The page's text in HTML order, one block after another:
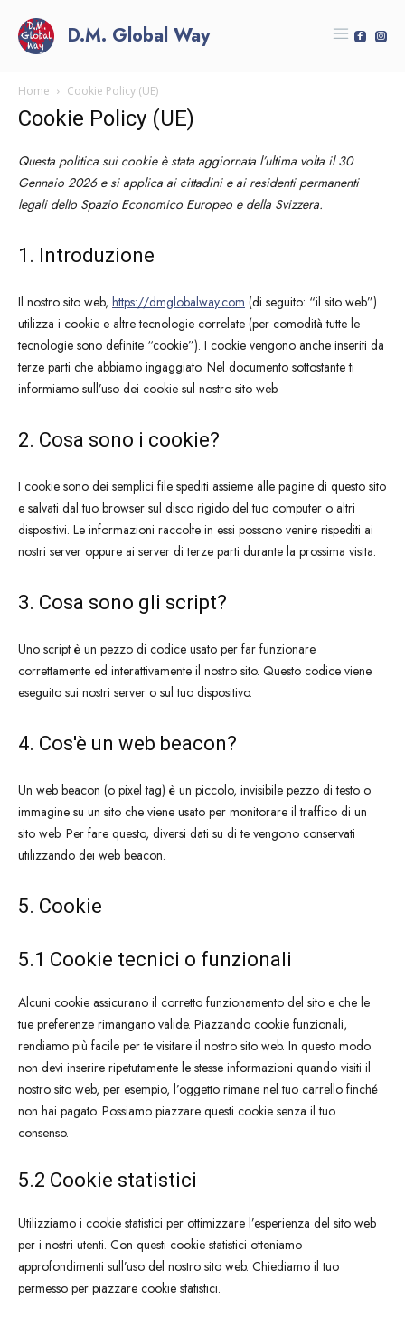
D.M. Global Way
Home Cookie Policy (UE)
Cookie Policy (UE)
Questa politica sui cookie è stata aggiornata l’ultima volta il 30
Gennaio 2026 e si applica ai cittadini e ai residenti permanenti
legali dello Spazio Economico Europeo e della Svizzera.
1. Introduzione
Il nostro sito web, https://dmglobalway.com (di seguito: “il sito web”)
utilizza i cookie e altre tecnologie correlate (per comodità tutte le
tecnologie sono definite “cookie”). I cookie vengono anche inseriti da
terze parti che abbiamo ingaggiato. Nel documento sottostante ti
informiamo sull’uso dei cookie sul nostro sito web.
2. Cosa sono i cookie?
I cookie sono dei semplici file spediti assieme alle pagine di questo sito
e salvati dal tuo browser sul disco rigido del tuo computer o altri
dispositivi. Le informazioni raccolte in essi possono venire rispediti ai
nostri server oppure ai server di terze parti durante la prossima visita.
3. Cosa sono gli script?
Uno script è un pezzo di codice usato per far funzionare
correttamente ed interattivamente il nostro sito. Questo codice viene
eseguito sui nostri server o sul tuo dispositivo.
4. Cos'è un web beacon?
Un web beacon (o pixel tag) è un piccolo, invisibile pezzo di testo o
immagine su un sito che viene usato per monitorare il traffico di un
sito web. Per fare questo, diversi dati su di te vengono conservati
utilizzando dei web beacon.
5. Cookie
5.1 Cookie tecnici o funzionali
Alcuni cookie assicurano il corretto funzionamento del sito e che le
tue preferenze rimangano valide. Piazzando cookie funzionali,
rendiamo più facile per te visitare il nostro sito web. In questo modo
non devi inserire ripetutamente le stesse informazioni quando visiti il
nostro sito web, per esempio, l’oggetto rimane nel tuo carrello finché
non hai pagato. Possiamo piazzare questi cookie senza il tuo
consenso.
5.2 Cookie statistici
Utilizziamo i cookie statistici per ottimizzare l’esperienza del sito web
per i nostri utenti. Con questi cookie statistici otteniamo
approfondimenti sull’uso del nostro sito web. Chiediamo il tuo
permesso per piazzare cookie statistici.